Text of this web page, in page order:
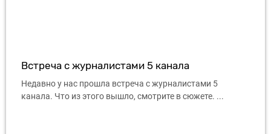
Встреча с журналистами 5 канала
Недавно у нас прошла встреча с журналистами 5
канала. Что из этого вышло, смотрите в сюжете. ...